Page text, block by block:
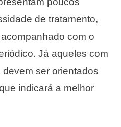
de tratamento,
com o
Já aqueles com
ser orientados
indicará a melhor